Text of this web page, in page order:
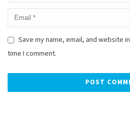
Save my name, email, and website
time I comment.